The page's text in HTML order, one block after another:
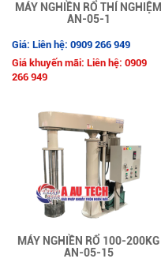
MÁY NGHIỀN RỔ THÍ NGHIỆM
AN-05-1
Giá: Liên hệ: 0909 266 949
Giá khuyến mãi: Liên hệ: 0909
266 949
MÁY NGHIỀN RỔ 100-200KG
AN-05-15